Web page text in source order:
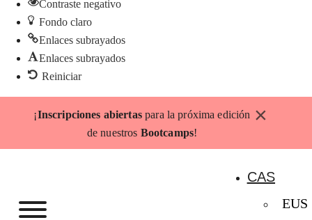
Contraste negativo
Fondo claro
Enlaces subrayados
Enlaces subrayados
Reiniciar
¡Inscripciones abiertaspara la próxima edición
de nuestros Bootcamps!
×
CAS
EUS